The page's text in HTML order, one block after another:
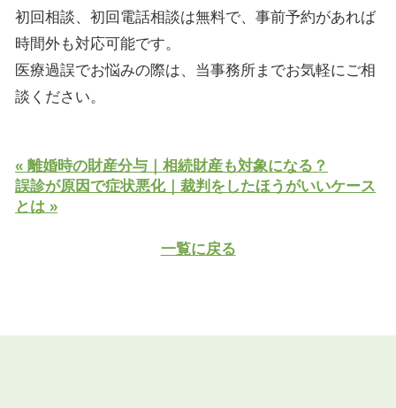
初回相談、初回電話相談は無料で、事前予約があれば
時間外も対応可能です。
医療過誤でお悩みの際は、当事務所までお気軽にご相
談ください。
« 離婚時の財産分与｜相続財産も対象になる？
誤診が原因で症状悪化｜裁判をしたほうがいいケース
とは »
一覧に戻る